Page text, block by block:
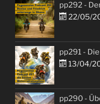
pp292 -
22/05/
pp291 -
13/04/
pp290 -